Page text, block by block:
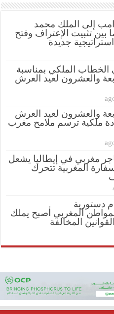
إلى الملك محمد
تثبيت الإعتراف وفتح
جديدة
الخطاب الملكي بمناسبة
والعشرون لعيد العرش
والعشرون لعيد العرش
ملكية ترسم ملامح مغرب
مغربي في إيطاليا يشعل
المغربية تتحرك
دستورية
المغربي أصبح يملك
المخالفة